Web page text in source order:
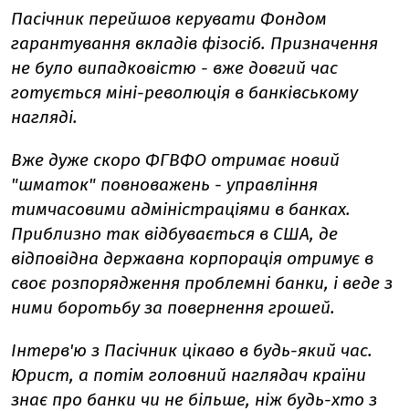
Пасічник перейшов керувати Фондом
гарантування вкладів фізосіб. Призначення
не було випадковістю - вже довгий час
готується міні-революція в банківському
нагляді.
Вже дуже скоро ФГВФО отримає новий
"шматок" повноважень - управління
тимчасовими адміністраціями в банках.
Приблизно так відбувається в США, де
відповідна державна корпорація отримує в
своє розпорядження проблемні банки, і веде з
ними боротьбу за повернення грошей.
Інтерв'ю з Пасічник цікаво в будь-який час.
Юрист, а потім головний наглядач країни
знає про банки чи не більше, ніж будь-хто з